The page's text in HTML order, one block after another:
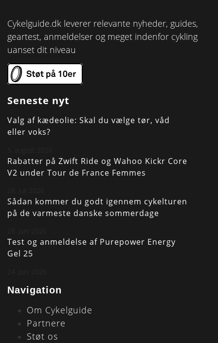
Cykelguide.dk leverer relevante nyheder, guides,
geartest, anmeldelser og meget indenfor cykling
uanset dit niveau
Seneste nyt
Valg af kædeolie: Skal du vælge tør, våd
eller voks?
5. august 2026
Rabatter på Zwift Ride og Wahoo Kickr Core
V2 under Tour de France Femmes
28. juli 2026
Sådan kommer du godt igennem cykelturen
på de varmeste danske sommerdage
28. juni 2026
Test og anmeldelse af Purepower Energy
Gel 25
24. juni 2026
Navigation
Om Cykelguide
Partnere
Støt os